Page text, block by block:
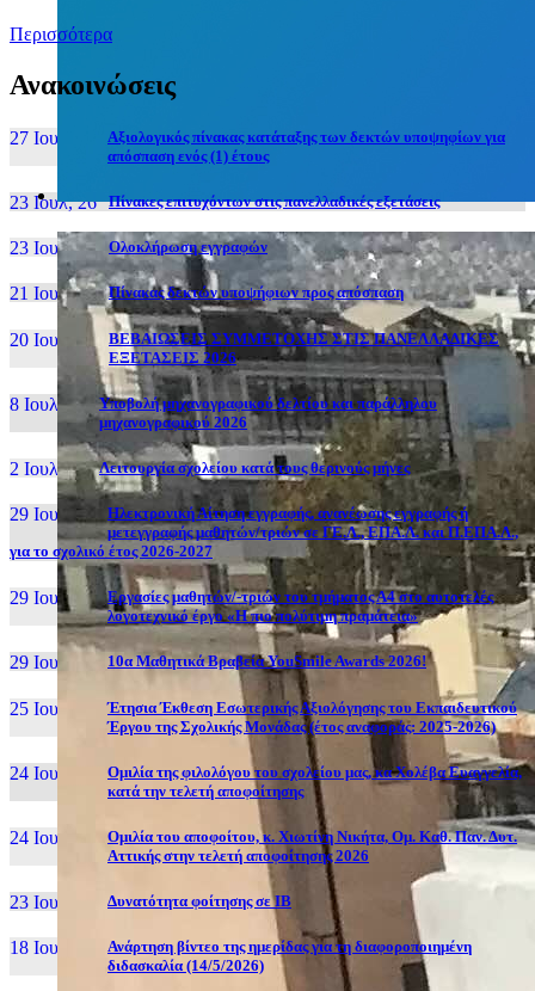
Περισσότερα
Ανακοινώσεις
27 Ιουν, 26
Αξιολογικός πίνακας κατάταξης των δεκτών υποψηφίων για
απόσπαση ενός (1) έτους
23 Ιουλ, 26 Πίνακες επιτυχόντων στις πανελλαδικές εξετάσεις
23 Ιουλ, 26 Ολοκλήρωση εγγραφών
21 Ιουλ, 26 Πίνακας δεκτών υποψήφιων προς απόσπαση
20 Ιουλ, 26
ΒΕΒΑΙΩΣΕΙΣ ΣΥΜΜΕΤΟΧΗΣ ΣΤΙΣ ΠΑΝΕΛΛΑΔΙΚΕΣ
ΕΞΕΤΑΣΕΙΣ 2026
8 Ιουλ, 26
Υποβολή μηχανογραφικού δελτίου και παράλληλου
μηχανογραφικού 2026
2 Ιουλ, 26 Λειτουργία σχολείου κατά τους θερινούς μήνες
29 Ιουν, 26
Ηλεκτρονική Αίτηση εγγραφής, ανανέωσης εγγραφής ή
μετεγγραφής μαθητών/τριών σε ΓΕ.Λ., ΕΠΑ.Λ. και Π.ΕΠΑ.Λ.,
για το σχολικό έτος 2026-2027
29 Ιουν, 26
Εργασίες μαθητών/-τριών του τμήματος Α4 στο αυτοτελές
λογοτεχνικό έργο «Η πιο πολύτιμη πραμάτεια»
29 Ιουν, 26 10α Μαθητικά Βραβεία YouSmile Awards 2026!
25 Ιουν, 26
Έτησια Έκθεση Εσωτερικής Αξιολόγησης του Εκπαιδευτικού
Έργου της Σχολικής Μονάδας (έτος αναφοράς: 2025-2026)
24 Ιουν, 26
Ομιλία της φιλολόγου του σχολείου μας, κα Χολέβα Ευαγγελία,
κατά την τελετή αποφοίτησης
24 Ιουν, 26
Ομιλία του αποφοίτου, κ. Χιωτίνη Νικήτα, Ομ. Καθ. Παν. Δυτ.
Αττικής στην τελετή αποφοίτησης 2026
23 Ιουν, 26 Δυνατότητα φοίτησης σε ΙΒ
18 Ιουν, 26
Ανάρτηση βίντεο της ημερίδας για τη διαφοροποιημένη
διδασκαλία (14/5/2026)